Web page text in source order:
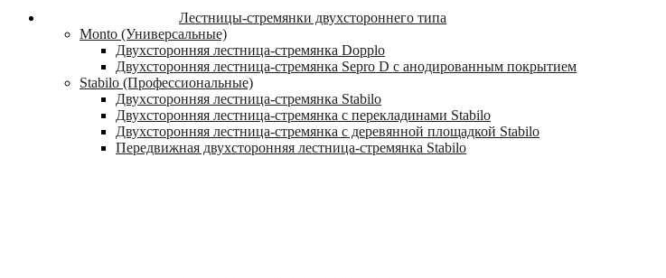
Лестницы-стремянки двухстороннего типа
Monto (Универсальные)
Двухсторонняя лестница-стремянка Dopplo
Двухсторонняя лестница-стремянка Sepro D с анодированным покрытием
Stabilo (Профессиональные)
Двухсторонняя лестница-стремянка Stabilo
Двухсторонняя лестница-стремянка с перекладинами Stabilo
Двухсторонняя лестница-стремянка с деревянной площадкой Stabilo
Передвижная двухсторонняя лестница-стремянка Stabilo